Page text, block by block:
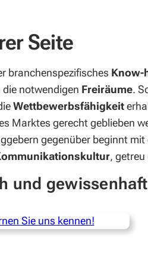
Seite
branchenspezifisches Know-
notwendigen Freiräume.
Wettbewerbsfähigkeit
Marktes gerecht geblieben
gegenüber beginnt mit
,
und
Sie uns kennen!